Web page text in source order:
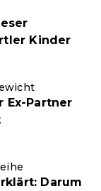
Kinder
Ex-Partner
Darum